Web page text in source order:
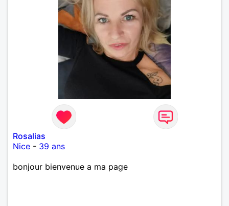
Rosalias
Nice - 39 ans
bonjour bienvenue a ma page